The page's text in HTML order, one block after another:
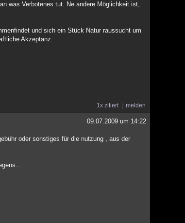
was Verbotenes tut. Ne andere Möglichkeit ist,
und sich ein Stück Natur raussucht um
Akzeptanz.
1x zitiert melden
09.07.2009 um 14:22
oder sonstiges für die nutzung , aus der